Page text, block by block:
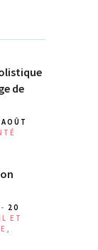
de
20
ET
,